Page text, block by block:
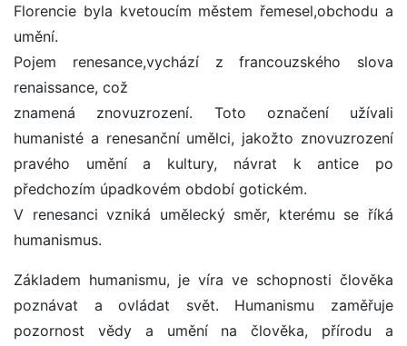
Florencie byla kvetoucím městem řemesel,obchodu a
umění.
Pojem renesance,vychází z francouzského slova
renaissance, což
znamená znovuzrození. Toto označení užívali
humanisté a renesanční umělci, jakožto znovuzrození
pravého umění a kultury, návrat k antice po
předchozím úpadkovém období gotickém.
V renesanci vzniká umělecký směr, kterému se říká
humanismus.
Základem humanismu, je víra ve schopnosti člověka
poznávat a ovládat svět. Humanismu zaměřuje
pozornost vědy a umění na člověka, přírodu a